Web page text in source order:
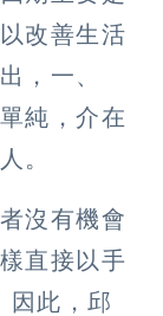
改善生活
，一、
純，介在
。
沒有機會
直接以手
因此，邱